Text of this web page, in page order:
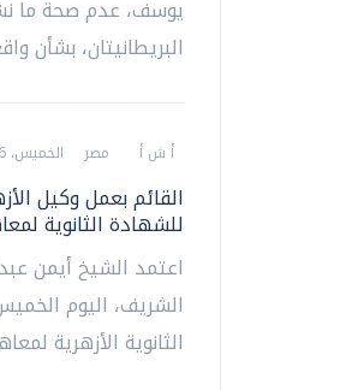
يوسف، عدم صحة ما
البريطانيتان، بشأن
أ ش أ مصر الخميس، 06 اغسطس 2026 08:14 م
القائم بعمل وكيل
للشهادة الثانوية
اعتمد الشيخ أيمن
الشريف، اليوم
الثانوية الأزهرية